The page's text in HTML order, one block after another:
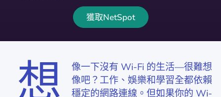
獲取NetSpot
想
像一下沒有 Wi-Fi 的生活—很難想
像吧？工作、娛樂和學習全都依賴
穩定的網路連線。但如果你的 Wi-